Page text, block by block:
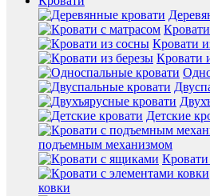
Кровати
Кровати
Детские
подъемным механизмом
ковки